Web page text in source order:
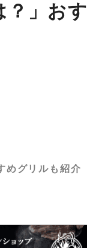
？」おす
めグリルも紹介